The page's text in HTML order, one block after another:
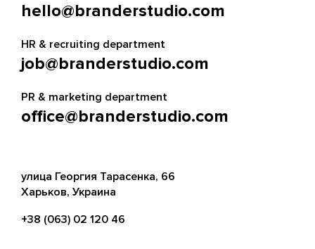
hello@branderstudio.com
HR & recruiting department
job@branderstudio.com
PR & marketing department
office@branderstudio.com
улица Георгия Тарасенка, 66
Харьков, Украина
+38 (063) 02 120 46